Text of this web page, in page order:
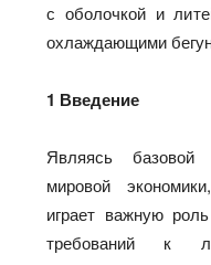
с оболочкой и
охлаждающими
1 Введение
Являясь базовой
мировой
играет важную
требований к